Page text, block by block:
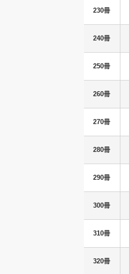
230冊
240冊
250冊
260冊
270冊
280冊
290冊
300冊
310冊
320冊